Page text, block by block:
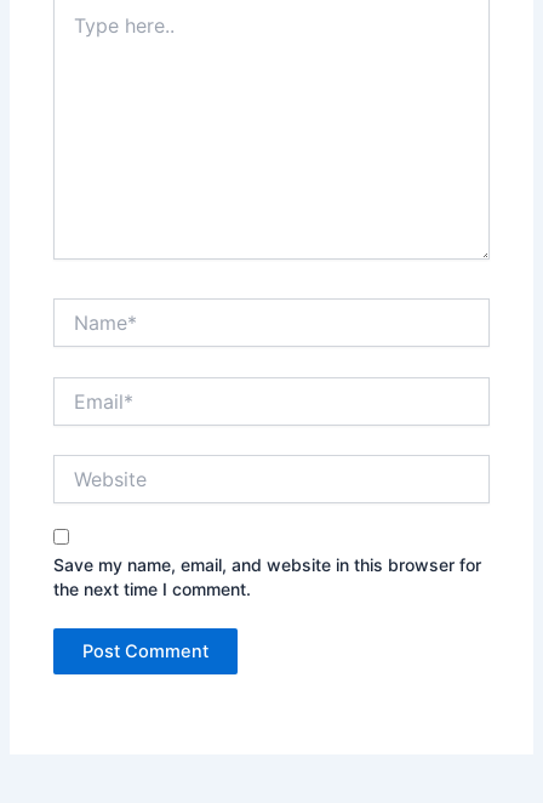
here..
Save my name, email, and website in this browser for
the next time I comment.